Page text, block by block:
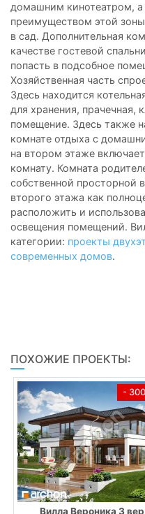
домашним кинотеатром,
преимуществом этой
в сад. Дополнительная
качестве гостевой
попасть в подсобное
Хозяйственная часть
Здесь находится
для хранения, прачечная,
помещение. Здесь также
комнате отдыха с
на втором этаже
комнату. Комната
собственной просторной
второго этажа как
расположить и
освещения помещений.
категории: проекты
современных домов.
ПОХОЖИЕ ПРОЕКТЫ:
-
Вилла Вероника 3